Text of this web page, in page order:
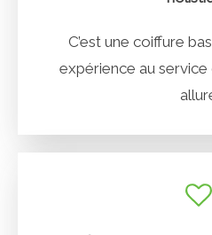
C’est une coiffure
expérience au